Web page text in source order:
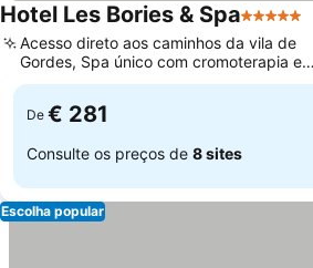
Hotel Les Bories & Spa5 Estrelas
Acesso direto aos caminhos da vila de
Gordes, Spa único com cromoterapia e
terapia de luz
De € 281
Consulte os preços de 8 sites
Escolha popular